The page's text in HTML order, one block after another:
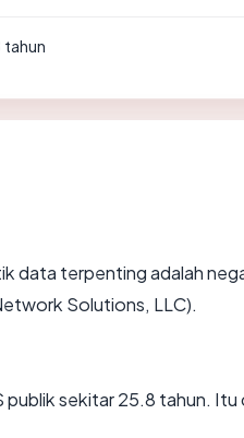
data terpenting adalah
Solutions, LLC).
sekitar 25.8 tahun.